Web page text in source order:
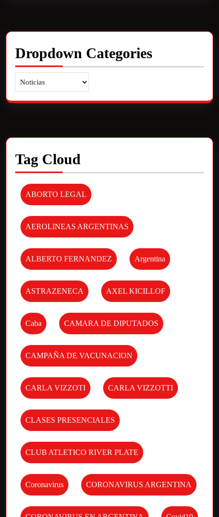
Dropdown Categories
Tag Cloud
ABORTO LEGAL
AEROLINEAS ARGENTINAS
ALBERTO FERNANDEZ Argentina
ASTRAZENECA AXEL KICILLOF
Caba CAMARA DE DIPUTADOS
CAMPAÑA DE VACUNACION
CARLA VIZZOTI CARLA VIZZOTTI
CLASES PRESENCIALES
CLUB ATLETICO RIVER PLATE
Coronavirus CORONAVIRUS ARGENTINA